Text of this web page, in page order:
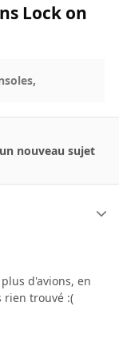
Lock on
nouveau sujet
d'avions, en
rien trouvé :(